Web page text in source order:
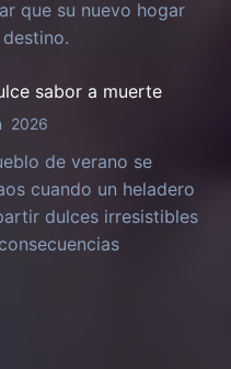
que su nuevo hogar
sabor a muerte
2026
de verano se
cuando un heladero
dulces irresistibles